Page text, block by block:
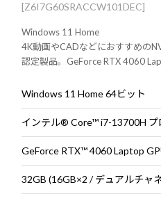
[Z6I7G60SRACCW101DEC]
Windows 11 Home
4K動画やCADなどにおすすめの
認定製品。GeForce RTX 4060
Windows 11 Home 64ビット
インテル® Core™ i7-13700H プ
GeForce RTX™ 4060 Laptop
32GB (16GB×2 / デュアルチャ